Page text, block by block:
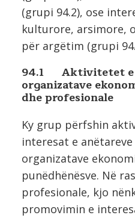
(grupi 94.2), ose
kulturore, arsimore,
për argëtim (grupi
94.1 Aktivitetet e
organizatave
dhe profesionale
Ky grup përfshin
interesat e
organizatave
punëdhënësve. Në
profesionale, kjo
promovimin e